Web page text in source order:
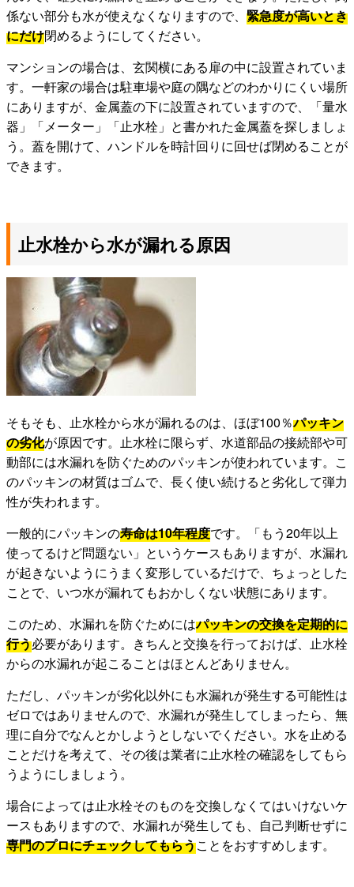
係ない部分も水が使えなくなりますので、 緊急度が高いとき
にだけ閉めるようにしてください。
マンションの場合は、玄関横にある扉の中に設置されていま
す。一軒家の場合は駐車場や庭の隅などのわかりにくい場所
にありますが、金属蓋の下に設置されていますので、「量水
器」「メーター」「止水栓」と書かれた金属蓋を探しましょ
う。蓋を開けて、ハンドルを時計回りに回せば閉めることが
できます。
止水栓から水が漏れる原因
そもそも、止水栓から水が漏れるのは、ほぼ100％パッキン
の劣化が原因です。止水栓に限らず、水道部品の接続部や可
動部には水漏れを防ぐためのパッキンが使われています。こ
のパッキンの材質はゴムで、長く使い続けると劣化して弾力
性が失われます。
一般的にパッキンの寿命は10年程度です。「もう20年以上
使ってるけど問題ない」というケースもありますが、水漏れ
が起きないようにうまく変形しているだけで、ちょっとした
ことで、いつ水が漏れてもおかしくない状態にあります。
このため、水漏れを防ぐためにはパッキンの交換を定期的に
行う必要があります。きちんと交換を行っておけば、止水栓
からの水漏れが起こることはほとんどありません。
ただし、パッキンが劣化以外にも水漏れが発生する可能性は
ゼロではありませんので、水漏れが発生してしまったら、無
理に自分でなんとかしようとしないでください。水を止める
ことだけを考えて、その後は業者に止水栓の確認をしてもら
うようにしましょう。
場合によっては止水栓そのものを交換しなくてはいけないケ
ースもありますので、水漏れが発生しても、自己判断せずに
専門のプロにチェックしてもらうことをおすすめします。